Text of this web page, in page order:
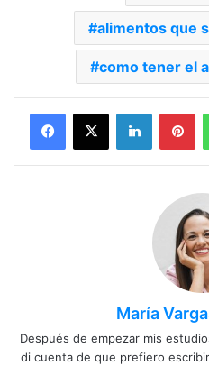
alimentos que
como tener el
Facebook
X LinkedIn
María
Después de empezar mis
di cuenta de que prefiero